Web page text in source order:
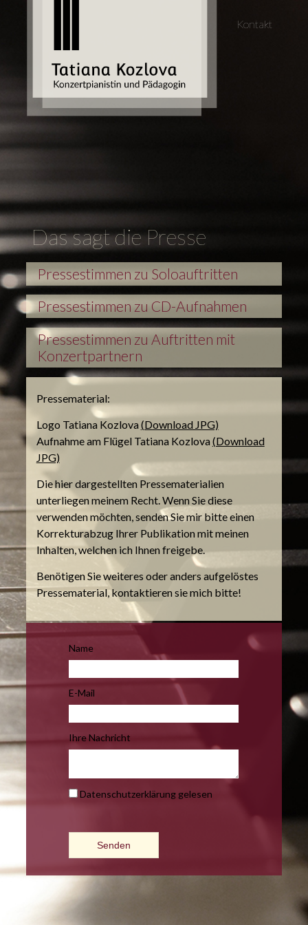
Kontakt
Das sagt die Presse
Pressestimmen zu Soloauftritten
Pressestimmen zu CD-Aufnahmen
Pressestimmen zu Auftritten mit
Konzertpartnern
Pressematerial:
Logo Tatiana Kozlova(Download JPG)
Aufnahme am Flügel Tatiana Kozlova(Download
JPG)
Die hier dargestellten Pressematerialien
unterliegen meinem Recht. Wenn Sie diese
verwenden möchten, senden Sie mir bitte einen
Korrekturabzug Ihrer Publikation mit meinen
Inhalten, welchen ich Ihnen freigebe.
Benötigen Sie weiteres oder anders aufgelöstes
Pressematerial, kontaktieren sie mich bitte!
Name
E-Mail
Ihre Nachricht
Datenschutzerklärung gelesen